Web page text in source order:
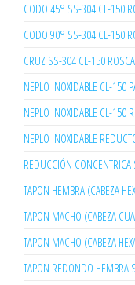
CODO 45° SS-304 CL-150
CODO 90° SS-304 CL-150
CRUZ SS-304 CL-150
NEPLO INOXIDABLE CL-150
NEPLO INOXIDABLE CL-150
NEPLO INOXIDABLE
REDUCCIÓN
TAPON HEMBRA (CABEZA
TAPON MACHO (CABEZA
TAPON MACHO (CABEZA
TAPON REDONDO HEMBRA